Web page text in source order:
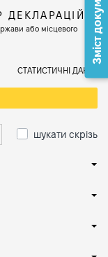
або місцевого
СТАТИСТИЧНІ ДАНІ
шукати скрізь
Зміст документа